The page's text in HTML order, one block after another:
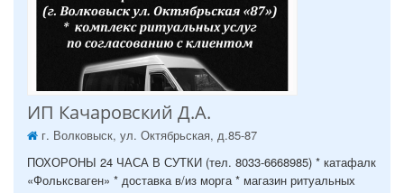
ИП Качаровский Д.А.
г. Волковыск, ул. Октябрьская, д.85-87
ПОХОРОНЫ 24 ЧАСА В СУТКИ (тел. 8033-6668985) * катафалк
«Фольксваген» * доставка в/из морга * магазин ритуальных